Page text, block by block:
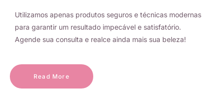
Utilizamos apenas produtos seguros e técnicas modernas
para garantir um resultado impecável e satisfatório.
Agende sua consulta e realce ainda mais sua beleza!
Read More